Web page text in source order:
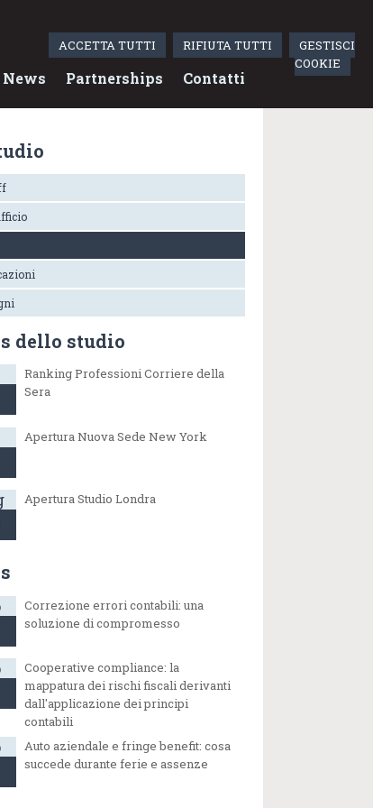
ACCETTA TUTTI RIFIUTA TUTTI
GESTISCI
COOKIE
News Partnerships Contatti
dello studio
Ranking Professioni Corriere della
Sera
Apertura Nuova Sede New York
Apertura Studio Londra
Correzione errori contabili: una
soluzione di compromesso
Cooperative compliance: la
mappatura dei rischi fiscali derivanti
dall'applicazione dei principi
contabili
Auto aziendale e fringe benefit: cosa
succede durante ferie e assenze